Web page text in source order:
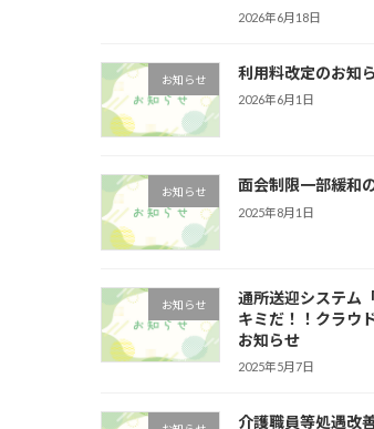
2026年6月18日
お知らせ 利用料改定のお知
2026年6月1日
お知らせ 面会制限一部緩和
2025年8月1日
お知らせ
通所送迎システム
キミだ！！クラウ
お知らせ
2025年5月7日
介護職員等処遇改